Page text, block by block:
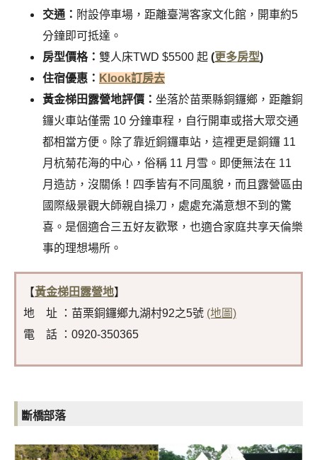
交通： 附設停車場，距離臺灣客家文化館 ， 開車約5
分鐘即可抵達。
房型價格： 雙人床TWD $5500 起 (更多房型)
住宿優惠： Klook訂房去
黃金梯田露營地評價： 坐落於苗栗縣銅鑼鄉，距離銅
鑼火車站僅需 10 分鐘車程，自行開車或搭大眾交通
都相當方便。除了靠近銅鑼車站，這裡更是銅鑼 11
月杭菊花海的中心，俗稱 11 月雪。即便無法在 11
月造訪，沒關係！四季皆有不同風貌，而且露營區由
國際級景觀大師親自操刀，處處充滿意想不到的驚
喜。是個適合三五好友歡聚，也適合家庭共享天倫樂
事的理想場所。
【黃金梯田露營地】
地 址 ：苗栗銅鑼鄉九湖村92之5號 (地圖)
電 話 ：0920-350365
斷橋部落